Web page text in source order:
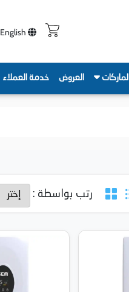
English
الماركات العروض خدمة العملاء
رتب بواسطة :